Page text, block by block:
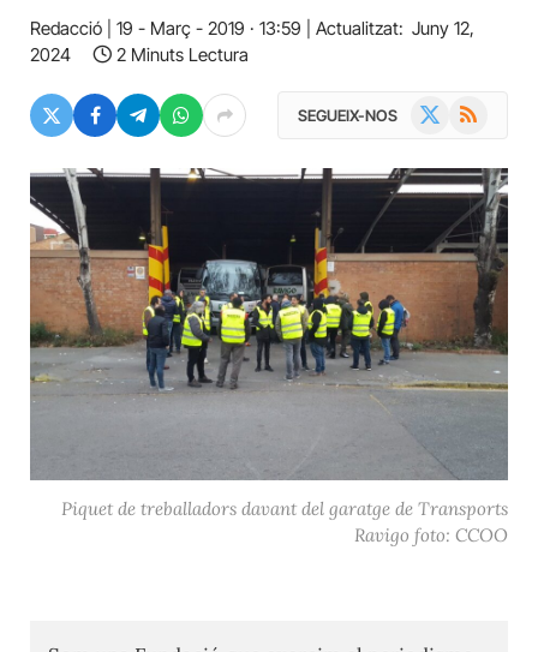
Redacció 19 - Març - 2019 · 13:59 Actualitzat: Juny 12,
2024
2 Minuts Lectura
SEGUEIX-NOS RSS
Piquet de treballadors davant del garatge de Transports
Ravigo foto: CCOO